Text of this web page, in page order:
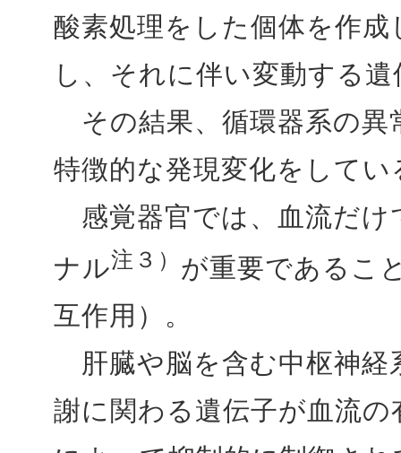
酸素処理をした個体を作
し、それに伴い変動する
その結果、循環器系の異
特徴的な発現変化をして
感覚器官では、血流だけ
ナル注３） が重要であるこ
互作用）。
肝臓や脳を含む中枢神経
謝に関わる遺伝子が血流